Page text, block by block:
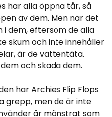
har alla öppna tår, så
av dem. Men när det
dem, eftersom de alla
skum och inte innehåller
är de vattentäta.
och skada dem.
har Archies Flip Flops
grepp, men de är inte
är mönstrat som